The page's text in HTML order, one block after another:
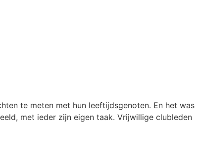
te meten met hun leeftijdsgenoten. En het was
met ieder zijn eigen taak. Vrijwillige clubleden